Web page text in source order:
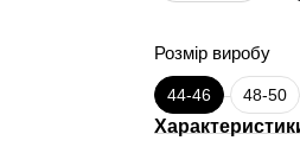
Розмір виробу
44-46 48-50